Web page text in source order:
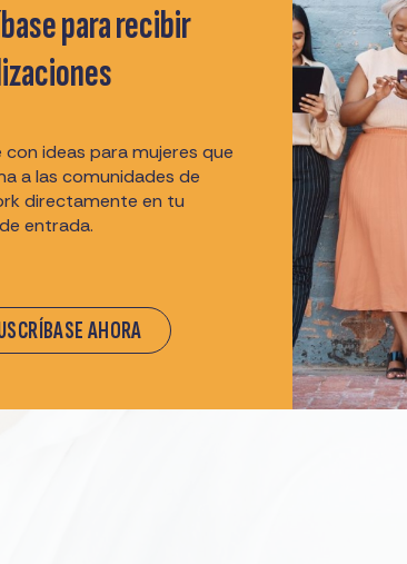
para recibir
ideas para mujeres que
a las comunidades de
directamente en tu
entrada.
AHORA